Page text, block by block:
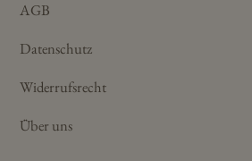
AGB
Datenschutz
Widerrufsrecht
Über uns